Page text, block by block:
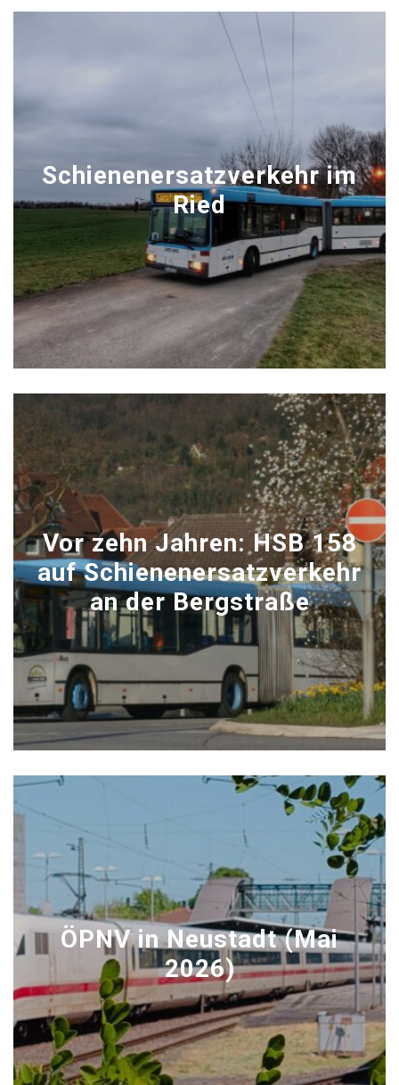
Schienenersatzverkehr im
Ried
Vor zehn Jahren: HSB 158
auf Schienenersatzverkehr
an der Bergstraße
ÖPNV in Neustadt (Mai
2026)